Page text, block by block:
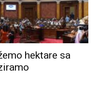
hektare sa